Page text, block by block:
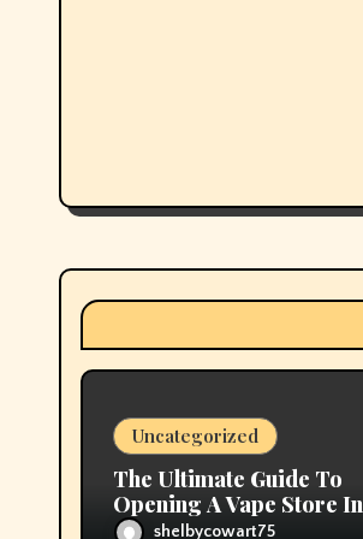
g
a
Uncategorized
The Ultimate Guide To
Opening A Vape Store In
2026shelbycowart75